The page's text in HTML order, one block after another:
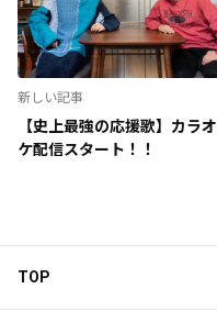
新しい記事
【史上最強の応援歌】カラオ
ケ配信スタート！！
TOP